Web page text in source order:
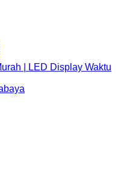
| LED Display Waktu